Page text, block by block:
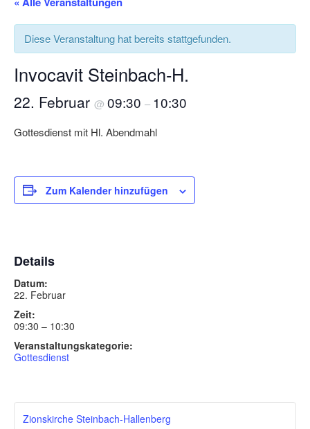
Diese Veranstaltung hat bereits stattgefunden.
Invocavit Steinbach-H.
22. Februar @ 09:30 – 10:30
Gottesdienst mit Hl. Abendmahl
Zum Kalender hinzufügen
Details
Datum:
22. Februar
Zeit:
09:30 – 10:30
Veranstaltungskategorie:
Gottesdienst
Zionskirche Steinbach-Hallenberg